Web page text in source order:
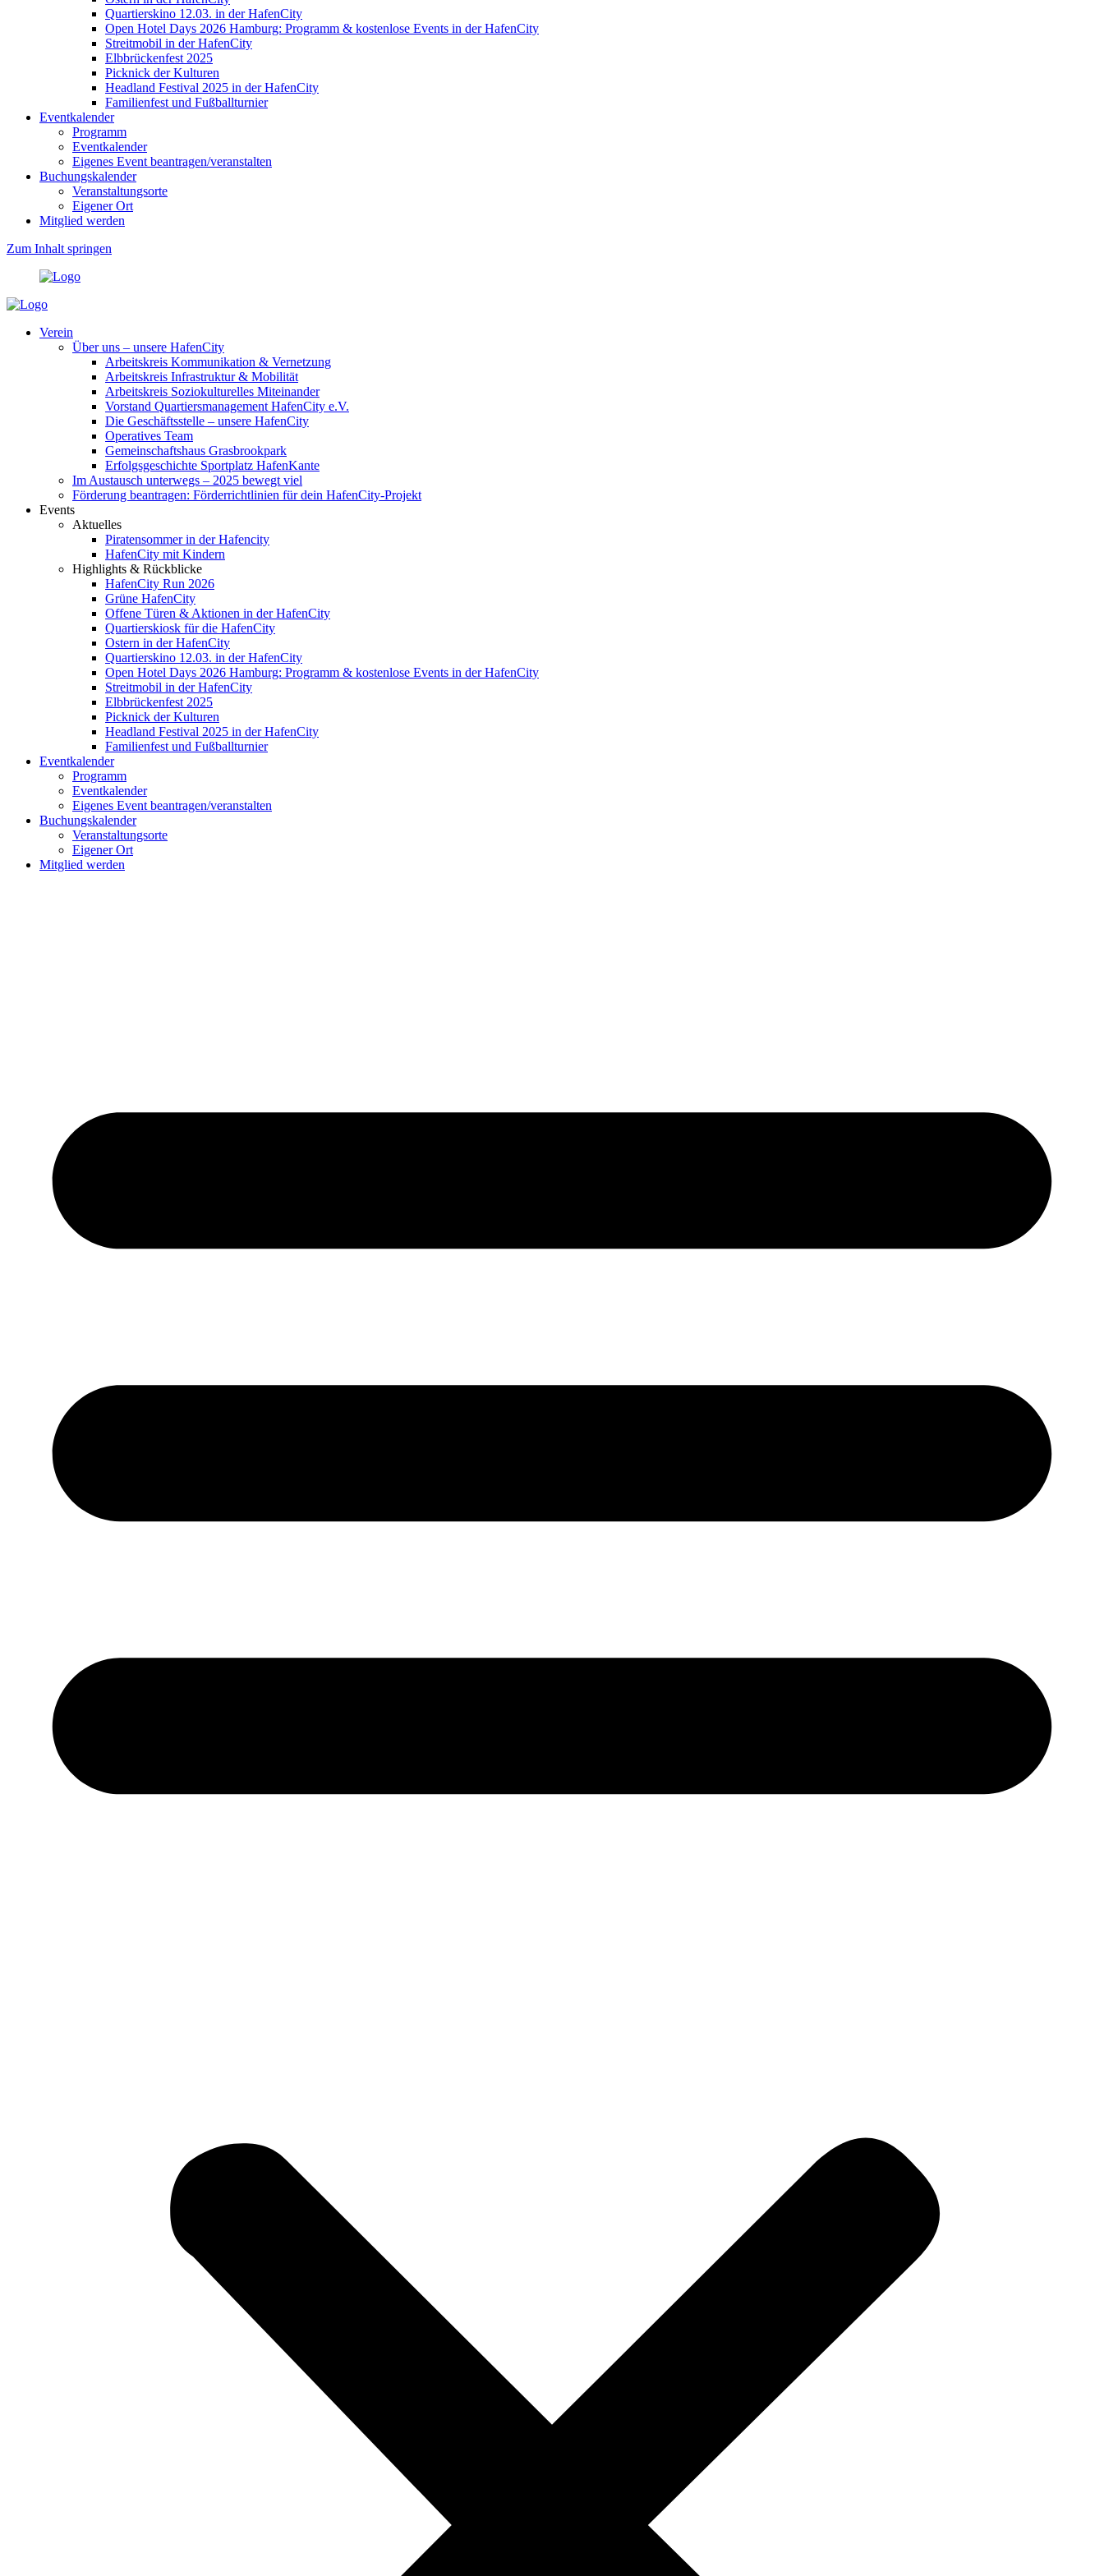
Quartierskino 12.03. in der HafenCity
Open Hotel Days 2026 Hamburg: Programm & kostenlose Events in der HafenCity
Streitmobil in der HafenCity
Elbbrückenfest 2025
Picknick der Kulturen
Headland Festival 2025 in der HafenCity
Familienfest und Fußballturnier
Eventkalender
Programm
Eventkalender
Eigenes Event beantragen/veranstalten
Buchungskalender
Veranstaltungsorte
Eigener Ort
Mitglied werden
Zum Inhalt springen
Verein
Über uns – unsere HafenCity
Arbeitskreis Kommunikation & Vernetzung
Arbeitskreis Infrastruktur & Mobilität
Arbeitskreis Soziokulturelles Miteinander
Vorstand Quartiersmanagement HafenCity e.V.
Die Geschäftsstelle – unsere HafenCity
Operatives Team
Gemeinschaftshaus Grasbrookpark
Erfolgsgeschichte Sportplatz HafenKante
Im Austausch unterwegs – 2025 bewegt viel
Förderung beantragen: Förderrichtlinien für dein HafenCity-Projekt
Events
Aktuelles
Piratensommer in der Hafencity
HafenCity mit Kindern
Highlights & Rückblicke
HafenCity Run 2026
Grüne HafenCity
Offene Türen & Aktionen in der HafenCity
Quartierskiosk für die HafenCity
Ostern in der HafenCity
Quartierskino 12.03. in der HafenCity
Open Hotel Days 2026 Hamburg: Programm & kostenlose Events in der HafenCity
Streitmobil in der HafenCity
Elbbrückenfest 2025
Picknick der Kulturen
Headland Festival 2025 in der HafenCity
Familienfest und Fußballturnier
Eventkalender
Programm
Eventkalender
Eigenes Event beantragen/veranstalten
Buchungskalender
Veranstaltungsorte
Eigener Ort
Mitglied werden